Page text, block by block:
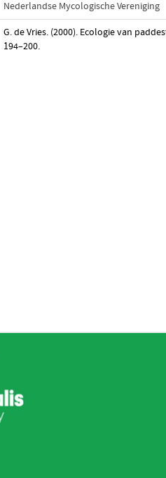
Nederlandse Mycologische Vereniging
G. de Vries. (2000). Ecologie van
194–200.